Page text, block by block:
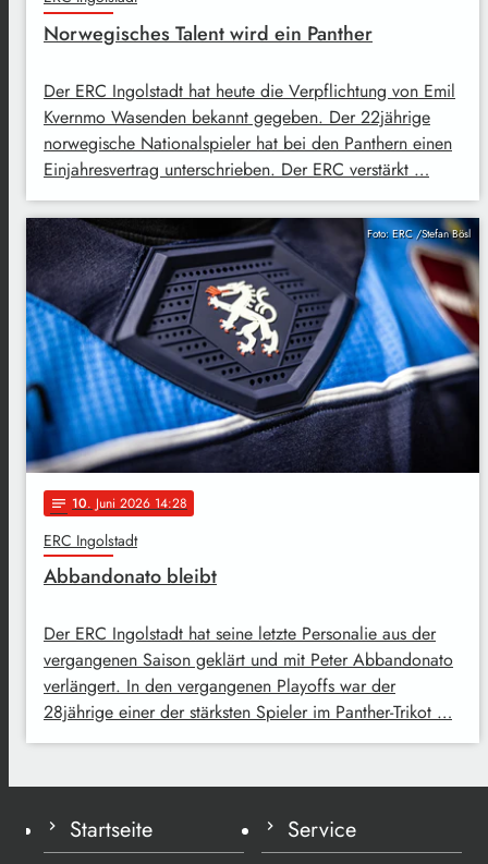
Norwegisches Talent wird ein Panther
Der ERC Ingolstadt hat heute die Verpflichtung von Emil
Kvernmo Wasenden bekannt gegeben. Der 22jährige
norwegische Nationalspieler hat bei den Panthern einen
Einjahresvertrag unterschrieben. Der ERC verstärkt …
Foto: ERC /Stefan Bösl
notes 10. Juni 2026 14:28
ERC Ingolstadt
Abbandonato bleibt
Der ERC Ingolstadt hat seine letzte Personalie aus der
vergangenen Saison geklärt und mit Peter Abbandonato
verlängert. In den vergangenen Playoffs war der
28jährige einer der stärksten Spieler im Panther-Trikot …
Startseite Service